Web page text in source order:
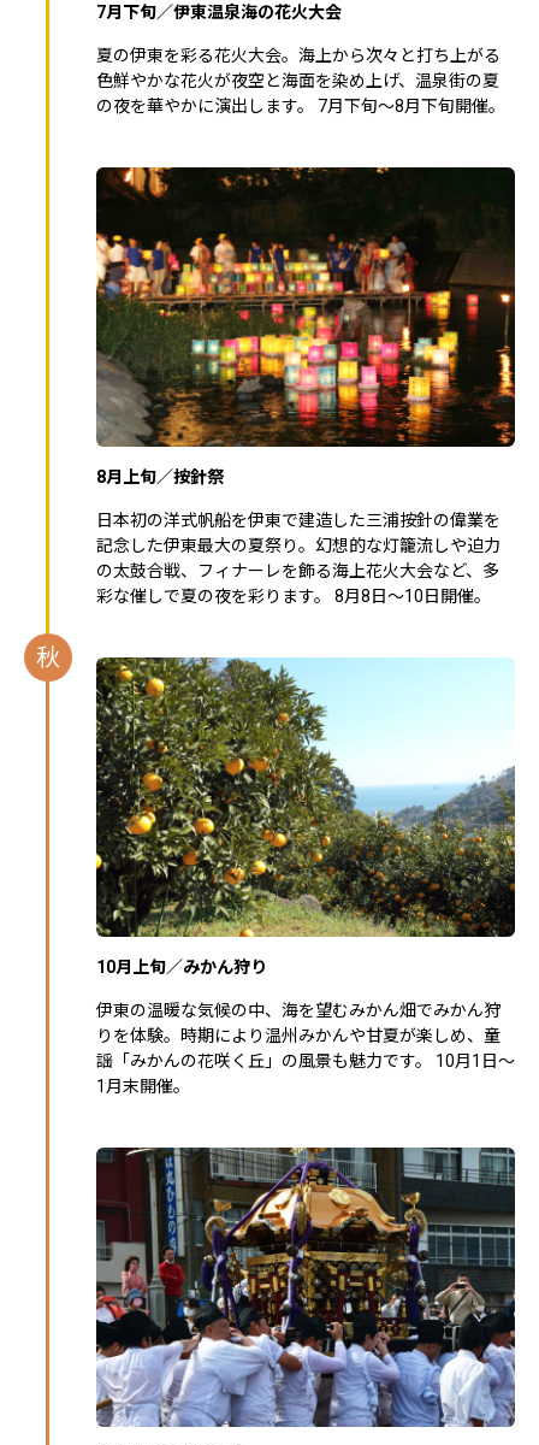
7月下旬／伊東温泉海の花火大会
夏の伊東を彩る花火大会。海上から次々と打ち上がる
色鮮やかな花火が夜空と海面を染め上げ、温泉街の夏
の夜を華やかに演出します。 7月下旬～8月下旬開催。
8月上旬／按針祭
日本初の洋式帆船を伊東で建造した三浦按針の偉業を
記念した伊東最大の夏祭り。幻想的な灯籠流しや迫力
の太鼓合戦、フィナーレを飾る海上花火大会など、多
彩な催しで夏の夜を彩ります。 8月8日～10日開催。
秋
10月上旬／みかん狩り
伊東の温暖な気候の中、海を望むみかん畑でみかん狩
りを体験。時期により温州みかんや甘夏が楽しめ、童
謡「みかんの花咲く丘」の風景も魅力です。 10月1日～
1月末開催。